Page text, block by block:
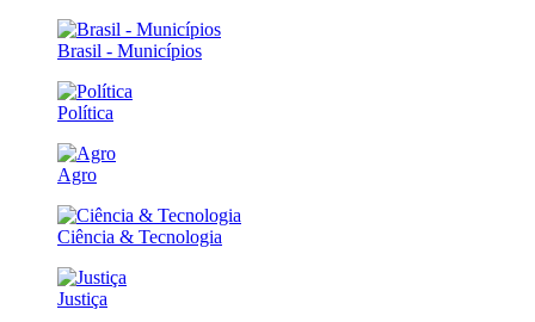
Brasil - Municípios
Política
Agro
Ciência & Tecnologia
Justiça